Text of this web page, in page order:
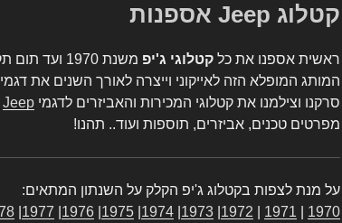
קטלוג Jeep אספנות
ראשית אספנו את כל קטלוגי ג'יפ
משנת 1970
המותג המופלא הזה לאייקוני וייצרה לאורך השנים את
סרקנו וצילמנו את קטלוגי המכירות והאביזרים לדגמי Jeep
מפרטים טכנים, אביזרים, תוספות ועוד.. תהנו!
על מנת לצפות בקטלוג ג'יפ הקלק על השנתון המתאים:
1970
1971
1972
1973
1974
1975
1976
1977